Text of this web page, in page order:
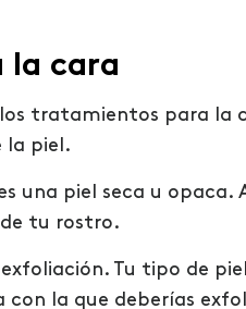
la cara
tratamientos para la
la piel.
una piel seca u opaca.
tu rostro.
Tu tipo de
con la que deberías